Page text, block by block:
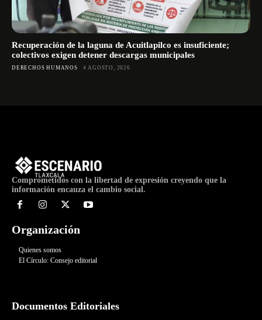
Recuperación de la laguna de Acuitlapilco es insuficiente;
colectivos exigen detener descargas municipales
DERECHOS HUMANOS 4 AGOSTO, 2026
Comprometidos con la libertad de expresión creyendo que la
información encauza el cambio social.
Organización
Quienes somos
El Círculo: Consejo editorial
Documentos Editoriales